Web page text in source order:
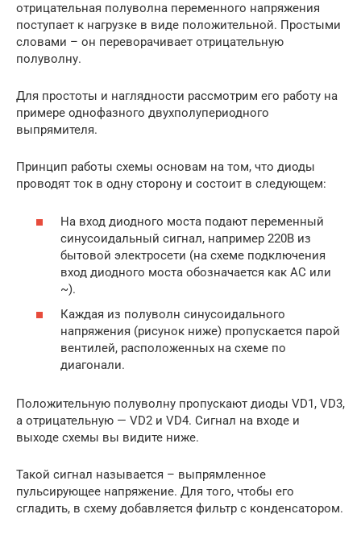
отрицательная полуволна переменного напряжения
поступает к нагрузке в виде положительной. Простыми
словами – он переворачивает отрицательную
полуволну.
Для простоты и наглядности рассмотрим его работу на
примере однофазного двухполупериодного
выпрямителя.
Принцип работы схемы основам на том, что диоды
проводят ток в одну сторону и состоит в следующем:
На вход диодного моста подают переменный
синусоидальный сигнал, например 220В из
бытовой электросети (на схеме подключения
вход диодного моста обозначается как AC или
~).
Каждая из полуволн синусоидального
напряжения (рисунок ниже) пропускается парой
вентилей, расположенных на схеме по
диагонали.
Положительную полуволну пропускают диоды VD1, VD3,
а отрицательную — VD2 и VD4. Сигнал на входе и
выходе схемы вы видите ниже.
Такой сигнал называется – выпрямленное
пульсирующее напряжение. Для того, чтобы его
сгладить, в схему добавляется фильтр с конденсатором.